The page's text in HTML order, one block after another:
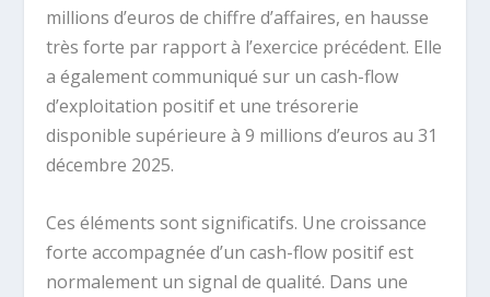
millions d’euros de chiffre d’affaires, en hausse
très forte par rapport à l’exercice précédent. Elle
a également communiqué sur un cash-flow
d’exploitation positif et une trésorerie
disponible supérieure à 9 millions d’euros au 31
décembre 2025.
Ces éléments sont significatifs. Une croissance
forte accompagnée d’un cash-flow positif est
normalement un signal de qualité. Dans une